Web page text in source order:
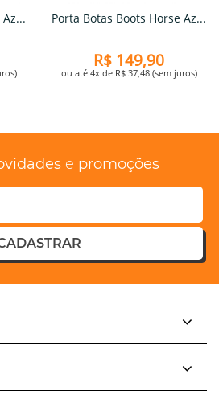
Porta Botas Boots Horse Az...
R$ 149,90
ou até 4x de R$ 37,48 (sem juros)
e promoções